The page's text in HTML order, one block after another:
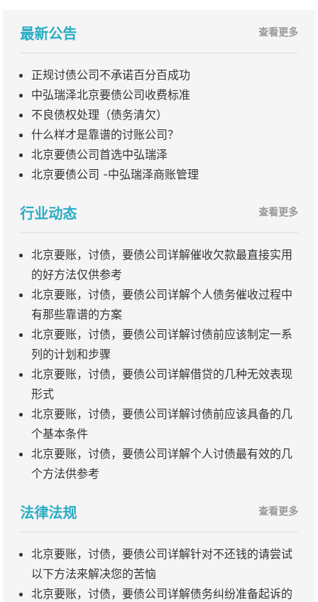
最新公告 查看更多
正规讨债公司不承诺百分百成功
中弘瑞泽北京要债公司收费标准
不良债权处理（债务清欠）
什么样才是靠谱的讨账公司？
北京要债公司首选中弘瑞泽
北京要债公司 -中弘瑞泽商账管理
行业动态 查看更多
北京要账，讨债，要债公司详解催收欠款最直接实用
的好方法仅供参考
北京要账，讨债，要债公司详解个人债务催收过程中
有那些靠谱的方案
北京要账，讨债，要债公司详解讨债前应该制定一系
列的计划和步骤
北京要账，讨债，要债公司详解借贷的几种无效表现
形式
北京要账，讨债，要债公司详解讨债前应该具备的几
个基本条件
北京要账，讨债，要债公司详解个人讨债最有效的几
个方法供参考
法律法规 查看更多
北京要账，讨债，要债公司详解针对不还钱的请尝试
以下方法来解决您的苦恼
北京要账，讨债，要债公司详解债务纠纷准备起诉的